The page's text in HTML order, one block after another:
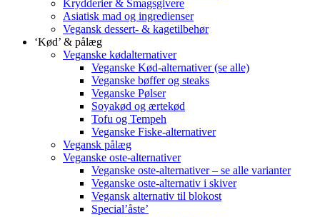
Krydderier & Smagsgivere
Asiatisk mad og ingredienser
Vegansk dessert- & kagetilbehør
‘Kød’ & pålæg
Veganske kødalternativer
Veganske Kød-alternativer (se alle)
Veganske bøffer og steaks
Veganske Pølser
Soyakød og ærtekød
Tofu og Tempeh
Veganske Fiske-alternativer
Vegansk pålæg
Veganske oste-alternativer
Veganske oste-alternativer – se alle varianter
Veganske oste-alternativ i skiver
Vegansk alternativ til blokost
Special’åste’